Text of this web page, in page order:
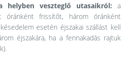
helyben veszteglő utasaikról: a
óránként frissítőt, három óránként
esetén éjszakai szállást kell
éjszakára, ha a fennakadás rajtuk